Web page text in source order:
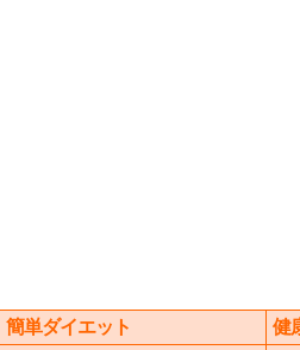
簡単ダイエット
健